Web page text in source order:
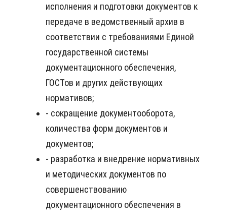
исполнения и подготовки документов к
передаче в ведомственный архив в
соответствии с требованиями Единой
государственной системы
документационного обеспечения,
ГОСТов и других действующих
нормативов;
- сокращение документооборота,
количества форм документов и
документов;
- разработка и внедрение нормативных
и методических документов по
совершенствованию
документационного обеспечения в